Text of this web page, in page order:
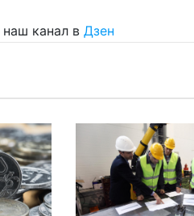
канал в Дзен